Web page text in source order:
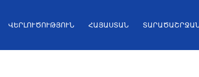
ՎԵՐԼՈՒԾՈՒԹՅՈՒՆ ՀԱՅԱՍՏԱՆ